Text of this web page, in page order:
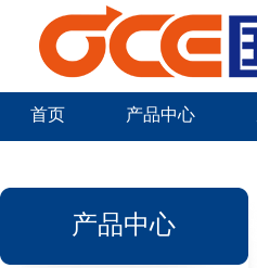
首页 产品中心
产品中心